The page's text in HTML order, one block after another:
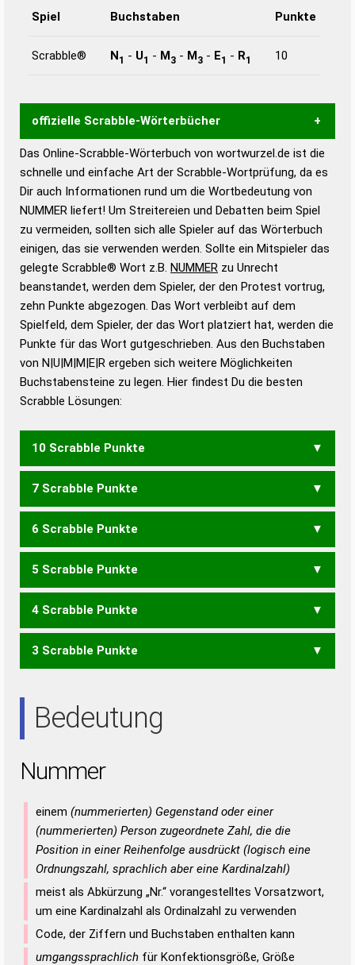
Spiel Buchstaben Punkte
Scrabble® N1 - U1 - M3 - M3 - E1 - R1 10
offizielle Scrabble-Wörterbücher
Wortwurzel liefert mit Hilfe eines semantischen
Wortanalyse-Algorithmus gute Anhaltspunkte zu
Wortbedeutung, Worttrennung und Wortform, um die
Gültigkeit eines Wortes für das Scrabble-Spiel zu
bestimmen!
zugelassene Turnier Scrabble-
Wörterbücher sind:
Duden – Standardwerk in 12 Bänden
Duden – Richtiges und gutes
Deutsch
Duden – Die deutsche Grammatik
Duden – Deutsches
Das Online-Scrabble-Wörterbuch von wortwurzel.de ist die
schnelle und einfache Art der Scrabble-Wortprüfung, da es
Dir auch Informationen rund um die Wortbedeutung von
NUMMER liefert! Um Streitereien und Debatten beim Spiel
zu vermeiden, sollten sich alle Spieler auf das Wörterbuch
einigen, das sie verwenden werden. Sollte ein Mitspieler das
gelegte Scrabble® Wort z.B. NUMMER zu Unrecht
beanstandet, werden dem Spieler, der den Protest vortrug,
zehn Punkte abgezogen. Das Wort verbleibt auf dem
Spielfeld, dem Spieler, der das Wort platziert hat, werden die
Punkte für das Wort gutgeschrieben. Aus den Buchstaben
von N|U|M|M|E|R ergeben sich weitere Möglichkeiten
Buchstabensteine zu legen. Hier findest Du die besten
Scrabble Lösungen:
10 Scrabble Punkte
NUMMRE
7 Scrabble Punkte
MUM MUREN RUMEN
6 Scrabble Punkte
MENU MURE RUME
5 Scrabble Punkte
EMU MUR RUM
4 Scrabble Punkte
RUNE UREN URNE
3 Scrabble Punkte
Bedeutung
Nummer
einem (nummerierten) Gegenstand oder einer
(nummerierten) Person zugeordnete Zahl, die die
Position in einer Reihenfolge ausdrückt (logisch eine
Ordnungszahl, sprachlich aber eine Kardinalzahl)
meist als Abkürzung „Nr.“ vorangestelltes Vorsatzwort,
um eine Kardinalzahl als Ordinalzahl zu verwenden
Code, der Ziffern und Buchstaben enthalten kann
umgangssprachlich für Konfektionsgröße, Größe